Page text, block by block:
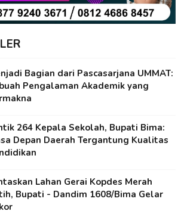
Bagian dari Pascasarjana UMMAT:
Pengalaman Akademik yang
264 Kepala Sekolah, Bupati Bima:
Depan Daerah Tergantung Kualitas
Lahan Gerai Kopdes Merah
Bupati - Dandim 1608/Bima Gelar